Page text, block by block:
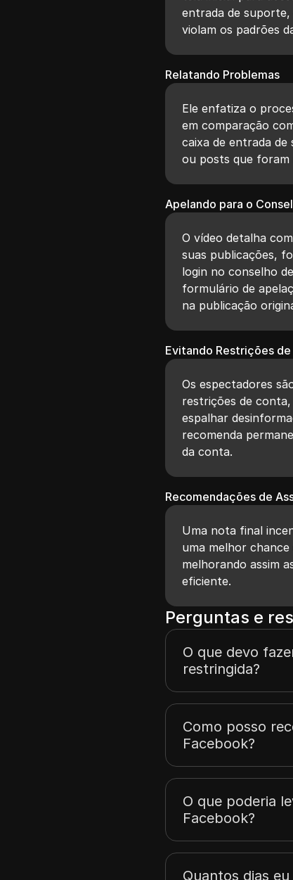
entrada de suporte,
violam os padrões
Relatando Problemas
Ele enfatiza o
em comparação
caixa de entrada
ou posts que foram
Apelando para o
O vídeo detalha
suas publicações,
login no conselho
formulário de
na publicação
Evitando Restrições
Os espectadores
restrições de
espalhar
recomenda
da conta.
Recomendações de
Uma nota final
uma melhor
melhorando assim
eficiente.
Perguntas e
O que devo
restringida?
Como posso
Facebook?
O que poderia
Facebook?
Quantos dias